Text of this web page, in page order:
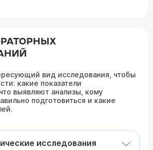
вид исследования, чтобы
какие показатели
выявляют анализы, кому
подготовиться и какие
исследования